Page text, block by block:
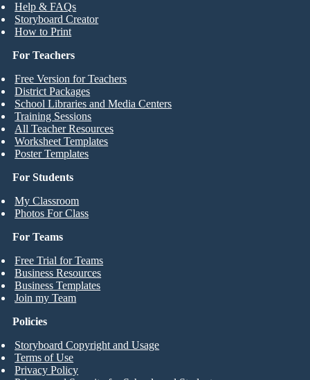
Help & FAQs
Storyboard Creator
How to Print
For Students
My Classroom
Photos For Class
For Teachers
Free Version for Teachers
District Packages
School Libraries and Media Centers
Training Sessions
All Teacher Resources
Worksheet Templates
Poster Templates
For Teams
Free Trial for Teams
Business Resources
Business Templates
Join my Team
Policies
Storyboard Copyright and Usage
Terms of Use
Privacy Policy